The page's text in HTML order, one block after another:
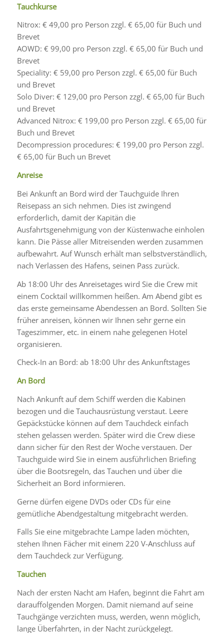
Tauchkurse
Nitrox: € 49,00 pro Person zzgl. € 65,00 für Buch und
Brevet
AOWD: € 99,00 pro Person zzgl. € 65,00 für Buch und
Brevet
Speciality: € 59,00 pro Person zzgl. € 65,00 für Buch
und Brevet
Solo Diver: € 129,00 pro Person zzgl. € 65,00 für Buch
und Brevet
Advanced Nitrox: € 199,00 pro Person zzgl. € 65,00 für
Buch und Brevet
Decompression procedures: € 199,00 pro Person zzgl.
€ 65,00 für Buch un Brevet
Anreise
Bei Ankunft an Bord wird der Tauchguide Ihren
Reisepass an sich nehmen. Dies ist zwingend
erforderlich, damit der Kapitän die
Ausfahrtsgenehmigung von der Küstenwache einholen
kann. Die Pässe aller Mitreisenden werden zusammen
aufbewahrt. Auf Wunsch erhält man selbstverständlich,
nach Verlassen des Hafens, seinen Pass zurück.
Ab 18:00 Uhr des Anreisetages wird Sie die Crew mit
einem Cocktail willkommen heißen. Am Abend gibt es
das erste gemeinsame Abendessen an Bord. Sollten Sie
früher anreisen, können wir Ihnen sehr gerne ein
Tageszimmer, etc. in einem nahe gelegenen Hotel
organisieren.
Check-In an Bord: ab 18:00 Uhr des Ankunftstages
An Bord
Nach Ankunft auf dem Schiff werden die Kabinen
bezogen und die Tauchausrüstung verstaut. Leere
Gepäckstücke können auf dem Tauchdeck einfach
stehen gelassen werden. Später wird die Crew diese
dann sicher für den Rest der Woche verstauen. Der
Tauchguide wird Sie in einem ausführlichen Briefing
über die Bootsregeln, das Tauchen und über die
Sicherheit an Bord informieren.
Gerne dürfen eigene DVDs oder CDs für eine
gemütliche Abendgestaltung mitgebracht werden.
Falls Sie eine mitgebrachte Lampe laden möchten,
stehen Ihnen Fächer mit einem 220 V-Anschluss auf
dem Tauchdeck zur Verfügung.
Tauchen
Nach der ersten Nacht am Hafen, beginnt die Fahrt am
darauffolgenden Morgen. Damit niemand auf seine
Tauchgänge verzichten muss, werden, wenn möglich,
lange Überfahrten, in der Nacht zurückgelegt.